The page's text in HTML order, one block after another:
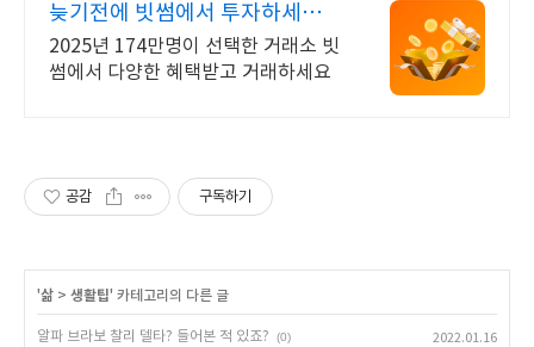
늦기전에 빗썸에서 투자하세요
신규 가입 시 5만원 혜택
2025년 174만명이 선택한 거래소 빗
썸에서 다양한 혜택받고 거래하세요
공감 구독하기
'삶 > 생활팁' 카테고리의 다른 글
알파 브라보 찰리 델타? 들어본 적 있죠? (0)
2022.01.16